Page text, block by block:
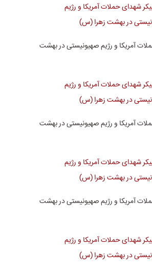
آمریکا و رژیم صهیونیستی در بهشت
آمریکا و رژیم صهیونیستی در بهشت
آمریکا و رژیم صهیونیستی در بهشت